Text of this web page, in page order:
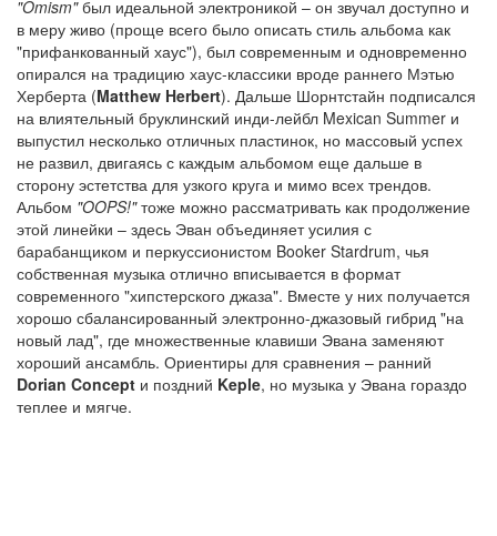
"Omism"был идеальной электроникой – он звучал доступно и
в меру живо (проще всего было описать стиль альбома как
"прифанкованный хаус"), был современным и одновременно
опирался на традицию хаус-классики вроде раннего Мэтью
Херберта (Matthew Herbert). Дальше Шорнтстайн подписался
на влиятельный бруклинский инди-лейбл Mexican Summer и
выпустил несколько отличных пластинок, но массовый успех
не развил, двигаясь с каждым альбомом еще дальше в
сторону эстетства для узкого круга и мимо всех трендов.
Альбом "OOPS!"тоже можно рассматривать как продолжение
этой линейки – здесь Эван объединяет усилия с
барабанщиком и перкуссионистом Booker Stardrum, чья
собственная музыка отлично вписывается в формат
современного "хипстерского джаза". Вместе у них получается
хорошо сбалансированный электронно-джазовый гибрид "на
новый лад", где множественные клавиши Эвана заменяют
хороший ансамбль. Ориентиры для сравнения – ранний
Dorian Concept и поздний Keple, но музыка у Эвана гораздо
теплее и мягче.